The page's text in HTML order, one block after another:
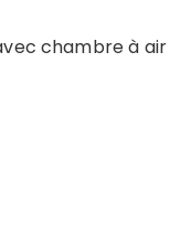
chambre à air